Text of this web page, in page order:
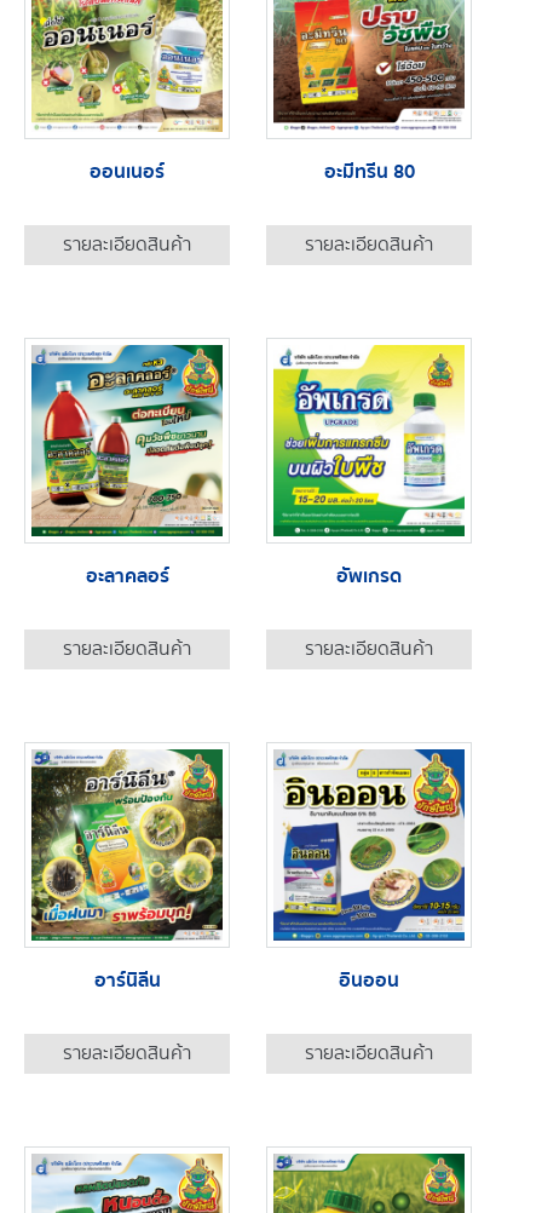
ออนเนอร์
รายละเอียดสินค้า
อะมีทรีน 80
รายละเอียดสินค้า
อะลาคลอร์
รายละเอียดสินค้า
อัพเกรด
รายละเอียดสินค้า
อาร์นิลีน
รายละเอียดสินค้า
อินออน
รายละเอียดสินค้า